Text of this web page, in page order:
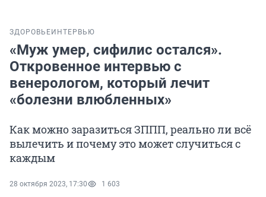
ЗДОРОВЬЕ ИНТЕРВЬЮ
«Муж умер, сифилис остался».
Откровенное интервью с
венерологом, который лечит
«болезни влюбленных»
Как можно заразиться ЗППП, реально ли всё
вылечить и почему это может случиться с
каждым
28 октября 2023, 17:30 1 603